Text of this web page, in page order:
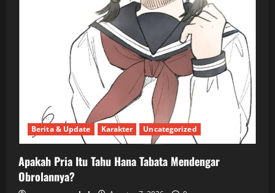
Berita & Update Karakter Uncategorized
Apakah Pria Itu Tahu Hana Tabata Mendengar
Obrolannya?